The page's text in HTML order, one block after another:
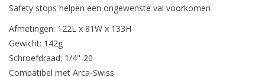
Safety stops helpen een ongewenste val voorkomen
Afmetingen: 122L x 81W x 133H
Gewicht: 142g
Schroefdraad: 1/4"-20
Compatibel met Arca-Swiss